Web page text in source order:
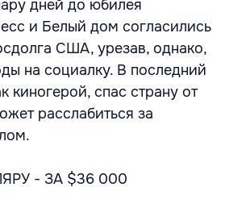
дней до юбилея
и Белый дом согласились
США, урезав, однако,
на социалку. В последний
киногерой, спас страну от
расслабиться за
- ЗА $36 000